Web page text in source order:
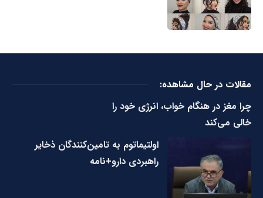
مقالات در حال مشاهده:
چرا مغز در هنگام خواب، انرژی خود را
خالی می‌کند
اولتیماتوم به تامین‌کنندگان ذخایر
راهبردی دارو+نامه